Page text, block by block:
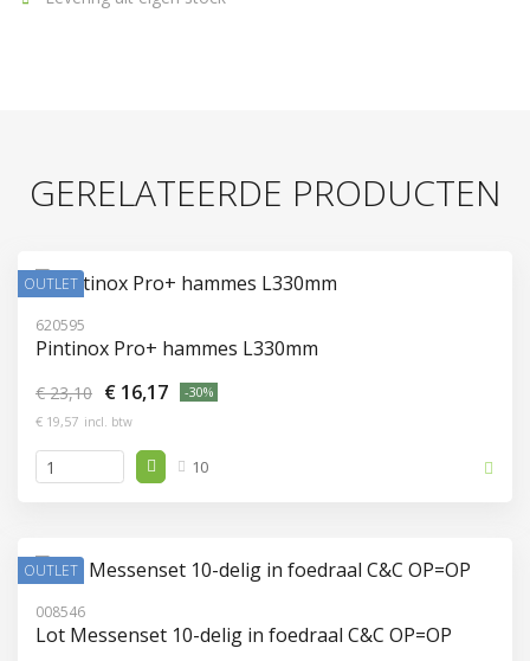
GERELATEERDE PRODUCTEN
OUTLET
620595
Pintinox Pro+ hammes L330mm
€ 23,10 € 16,17
-30%
€ 19,57 incl. btw
10
OUTLET
008546
Lot Messenset 10-delig in foedraal C&C OP=OP